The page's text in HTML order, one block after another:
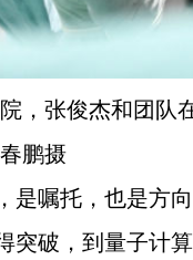
，张俊杰和团队
鹏摄
是嘱托，也是方向
突破，到量子